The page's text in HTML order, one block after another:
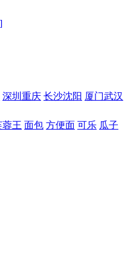
深圳 重庆 长沙沈阳 厦门武汉
蓉王 面包 方便面 可乐 瓜子